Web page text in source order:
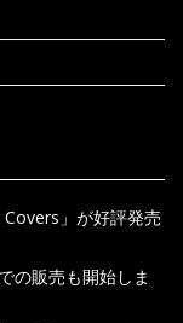
」が好評発売
の販売も開始しま